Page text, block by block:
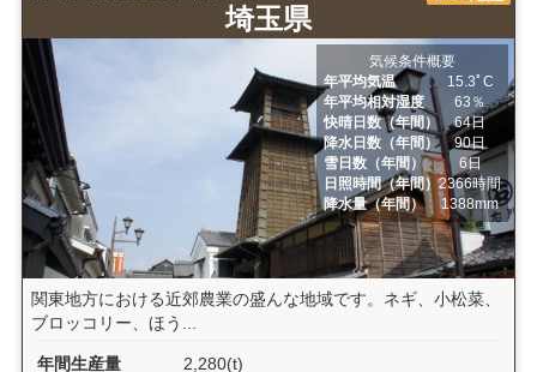
埼玉県
気候条件概要
年平均気温
15.3ﾟC
年平均相対湿度
63％
快晴日数（年間）
64日
降水日数（年間）
90日
雪日数（年間）
6日
日照時間（年間）2366時間
降水量（年間）
1388mm
関東地方における近郊農業の盛んな地域です。ネギ、小松菜、
ブロッコリー、ほう...
年間生産量 2,280(t)